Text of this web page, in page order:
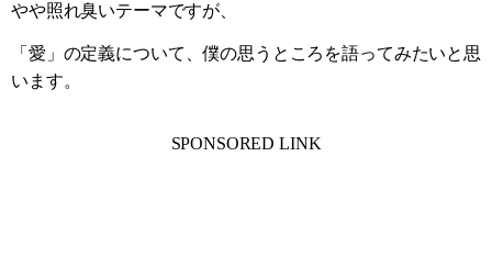
やや照れ臭いテーマですが、
「愛」の定義について、僕の思うところを語ってみたいと思
います。
SPONSORED LINK